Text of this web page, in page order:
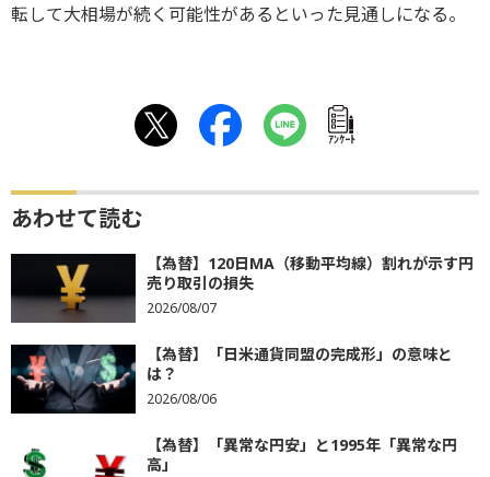
転して大相場が続く可能性があるといった見通しになる。
ｱﾝｹｰﾄ
あわせて読む
【為替】120日MA（移動平均線）割れが示す円
売り取引の損失
2026/08/07
【為替】「日米通貨同盟の完成形」の意味と
は？
2026/08/06
【為替】「異常な円安」と1995年「異常な円
高」